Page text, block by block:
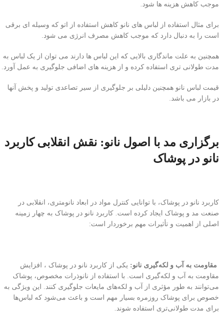
موجب کاهش هزینه ها شود.
برای مثال استفاده از لباس های نانو کاهش استفاده از اتو که وسیله ای برقی
است را به دنبال دارد که موجب کاهش مصرف انرژی می شود.
همچنین به علت ماندگاری بالایی که این لباس ها دارند می توان از یک لباس به
مدت طولانی تری استفاده کرده و از هزینه های اضافی جلوگیری به عمل آورد.
قیمت لباس نانو همچنین دلیلی بر جلوگیری از سیر تصاعدی تولید و پخش آنها
در بازار می باشد.
برگزاری مد با اصول نانو: نقش انقلابی کاربرد
نانو در پوشاک
کاربرد نانو در پوشاک، با توانایی کنترل مواد در ابعاد نانومتری، انقلابی در
صنعت مد و پوشاک ایجاد کرده است. کاربرد نانو در پوشاک به چهار زمینه
اصلی از اهمیت و تأثیرات مهم برخوردار است:
مقاومت به آب و لکه‌گیری نانو: یکی از کاربرد نانو در پوشاک ، افزایش
مقاومت به آب و لکه‌گیری است. با استفاده از نانوذرات مخصوص، پوشاک
می‌توانند به طور مؤثری از آب و لکه‌های مایعات جلوگیری کنند. این ویژگی به
خصوص برای پوشاک روزمره بسیار مهم است و باعث می‌شود که لباس‌ها
برای مدت طولانی‌تری استفاده شوند.